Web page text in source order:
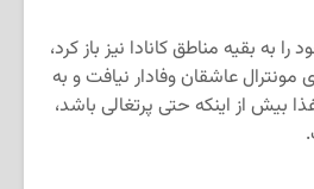
را به بقیه مناطق کانادا نیز باز کرد،
مونترال عاشقان وفادار نیافت و به
بیش از اینکه حتی پرتغالی باشد،